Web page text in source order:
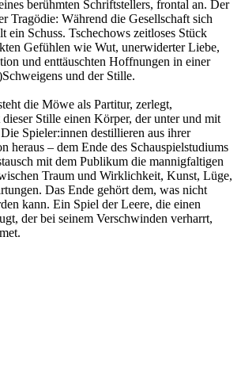
berühmten Schriftstellers, frontal an. Der
Tragödie: Während die Gesellschaft sich
ein Schuss. Tschechows zeitloses Stück
Gefühlen wie Wut, unerwiderter Liebe,
und enttäuschten Hoffnungen in einer
und der Stille.
die Möwe als Partitur, zerlegt,
Stille einen Körper, der unter und mit
Spieler:innen destillieren aus ihrer
heraus – dem Ende des Schauspielstudiums
mit dem Publikum die mannigfaltigen
Traum und Wirklichkeit, Kunst, Lüge,
Das Ende gehört dem, was nicht
kann. Ein Spiel der Leere, die einen
der bei seinem Verschwinden verharrt,